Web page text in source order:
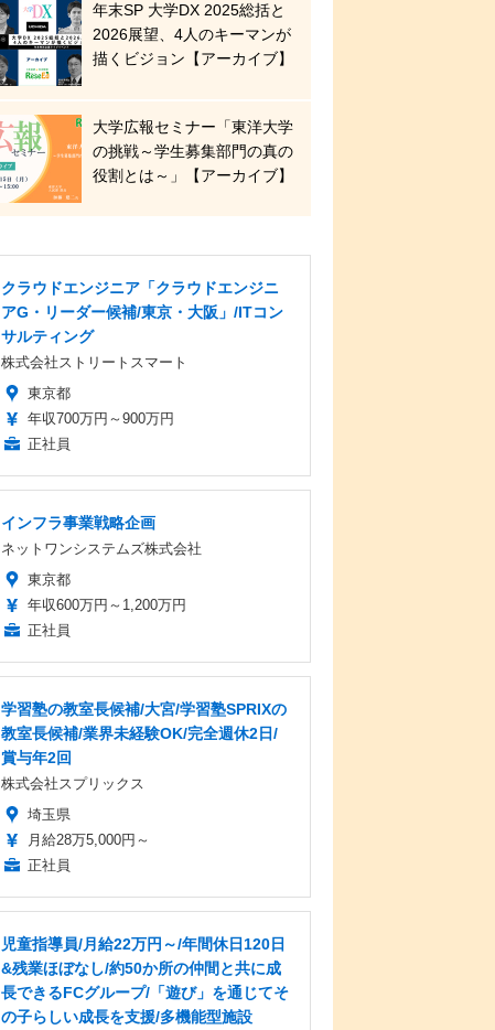
年末SP 大学DX 2025総括と
2026展望、4人のキーマンが
描くビジョン【アーカイブ】
大学広報セミナー「東洋大学
の挑戦～学生募集部門の真の
役割とは～」【アーカイブ】
クラウドエンジニア「クラウドエンジニ
アG・リーダー候補/東京・大阪」/ITコン
サルティング
株式会社ストリートスマート
東京都
年収700万円～900万円
正社員
インフラ事業戦略企画
ネットワンシステムズ株式会社
東京都
年収600万円～1,200万円
正社員
学習塾の教室長候補/大宮/学習塾SPRIXの
教室長候補/業界未経験OK/完全週休2日/
賞与年2回
株式会社スプリックス
埼玉県
月給28万5,000円～
正社員
児童指導員/月給22万円～/年間休日120日
&残業ほぼなし/約50か所の仲間と共に成
長できるFCグループ/「遊び」を通じてそ
の子らしい成長を支援/多機能型施設